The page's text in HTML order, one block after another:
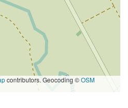
contributors. Geocoding ©OSM